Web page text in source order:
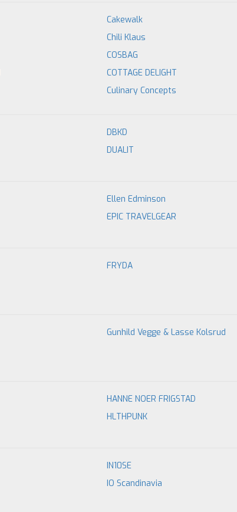
Cakewalk
Chili Klaus
COSBAG
COTTAGE DELIGHT
Culinary Concepts
DBKD
DUALIT
Ellen Edminson
EPIC TRAVELGEAR
FRYDA
Gunhild Vegge & Lasse Kolsrud
HANNE NOER FRIGSTAD
HLTHPUNK
IN10SE
IO Scandinavia